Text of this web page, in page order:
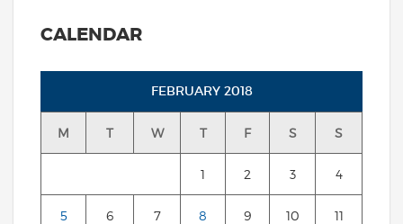
CALENDAR
FEBRUARY 2018
M T W T F S S
1 2 3 4
5 6 7 8 9 10 11